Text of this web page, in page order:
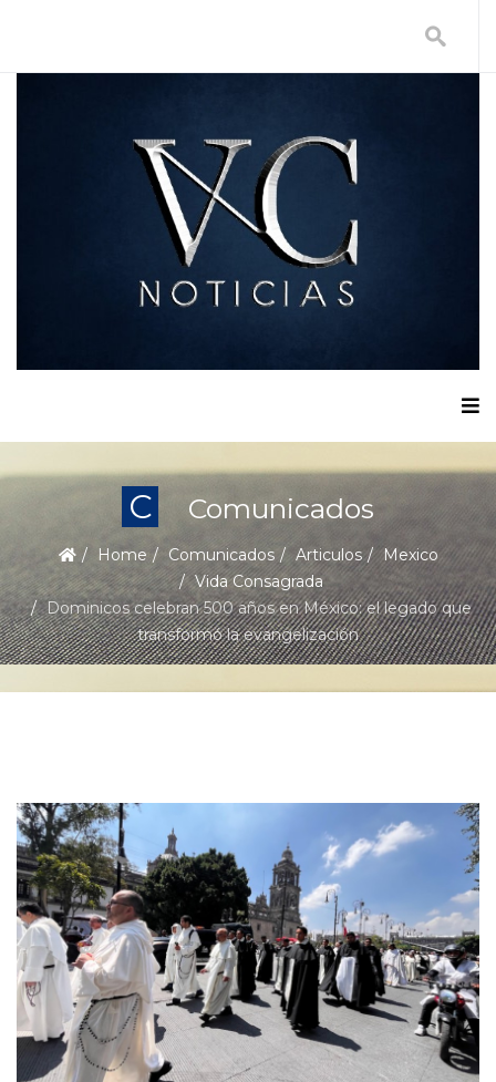
C Comunicados
Home Comunicados Articulos
Mexico
Vida Consagrada
Dominicos celebran 500 años en México: el legado que
transformó la evangelización